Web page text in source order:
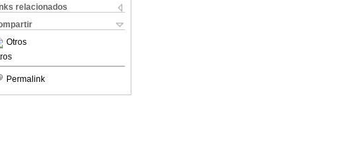
relacionados
Otros
Permalink